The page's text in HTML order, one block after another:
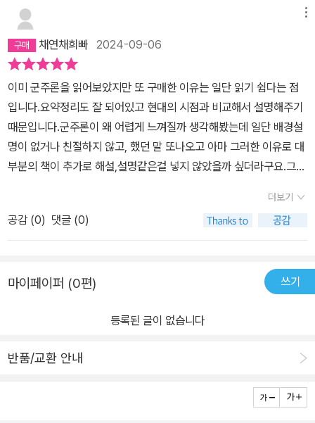
제공하는 중요한 작품입니다.
채연채희빠 2024-09-06
이미 군주론을 읽어보았지만 또 구매한 이유는 일단 읽기 쉽다는 점
입니다.요약정리도 잘 되어있고 현대의 시점과 비교해서 설명해주기
때문입니다.군주론이 왜 어렵게 느껴질까 생각해봤는데 일단 배경설
명이 없거나 친절하지 않고, 했던 말 또나오고 아마 그러한 이유로 대
부분의 책이 추가로 해설,설명같은걸 넣지 않았을까 싶더라구요.그러
를 잘 못하다되니 본의아니게 여러번 읽게 되었습니다. 그래서 이미
내용은 알고 있지만책이 쉽게 정리가 잘 되어 있다고 해서 관심이 생
겼고 미리보기를 보고나서 바로 책을 구매했습니다.뭐 많이들 아시는
니다. 가장 마음에 들었던 부분은 오늘날의 시각에서 해석해본 <군주
반복되니 비슷하게 전개된거라 생각하구요.왜 입문용, 처음읽는 독자
이해가 되었습니다. 군주론을 아직 안 읽어보신분들께는 좋은 선택이
더보기
공감 (0) 댓글 (0)
마이페이퍼 (0편) 쓰기
등록된 글이 없습니다
반품/교환 안내